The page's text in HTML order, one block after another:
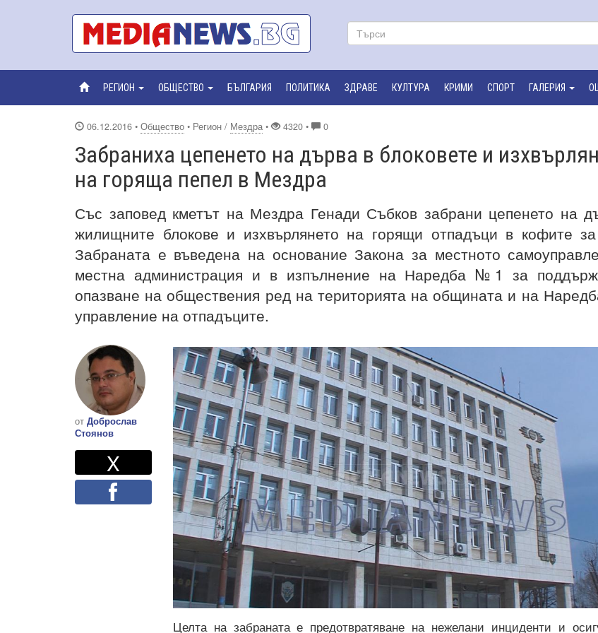
РЕГИОН ОБЩЕСТВО БЪЛГАРИЯ ПОЛИТИКА ЗДРАВЕ КУЛТУРА КРИМИ СПОРТ ГАЛЕРИЯ
06.12.2016 • Общество • Регион / Мездра • 4320 • 0
Забраниха цепенето на дърва в блоковете и
на горяща пепел в Мездра
Със заповед кметът на Мездра Генади Събков забрани цепенето на
жилищните блокове и изхвърлянето на горящи отпадъци в кофите
Забраната е въведена на основание Закона за местното
местна администрация и в изпълнение на Наредба №1 за
опазване на обществения ред на територията на общината и на
управление на отпадъците.
от Доброслав
Стоянов
Споделете
XTwitter
Facebook
Целта на забраната е предотвратяване на нежелани инциденти и